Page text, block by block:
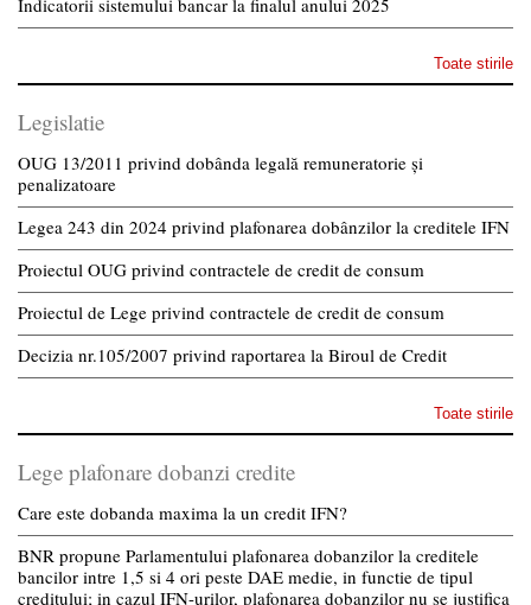
Toate stirile
Legislatie
OUG 13/2011 privind dobânda legală remuneratorie și
penalizatoare
Legea 243 din 2024 privind plafonarea dobânzilor la creditele IFN
Proiectul OUG privind contractele de credit de consum
Proiectul de Lege privind contractele de credit de consum
Decizia nr.105/2007 privind raportarea la Biroul de Credit
Toate stirile
Lege plafonare dobanzi credite
Care este dobanda maxima la un credit IFN?
BNR propune Parlamentului plafonarea dobanzilor la creditele
bancilor intre 1,5 si 4 ori peste DAE medie, in functie de tipul
creditului; in cazul IFN-urilor, plafonarea dobanzilor nu se justifica